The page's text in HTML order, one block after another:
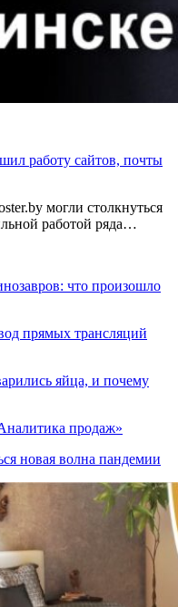
работу сайтов, почты
могли столкнуться
работой ряда…
что произошло
прямых трансляций
яйца, и почему
продаж»
новая волна пандемии